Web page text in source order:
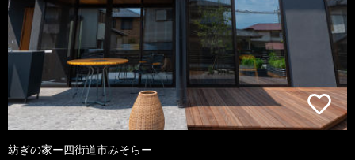
紡ぎの家ー四街道市みそらー